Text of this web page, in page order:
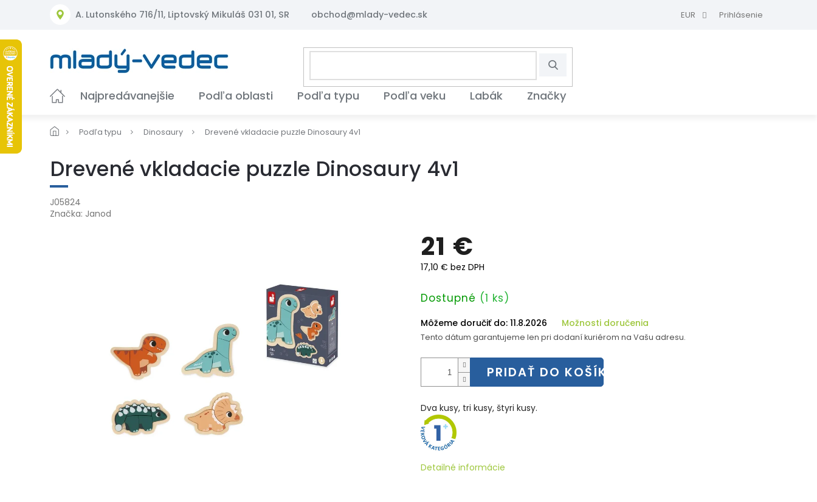
A. Lutonského 716/11, Liptovský Mikuláš 031 01, SR obchod@mlady-vedec.sk EUR Prihlásenie
Hľadať
Najpredávanejšie Podľa oblasti Podľa typu Podľa veku Labák Značky
Podľa typu Dinosaury Drevené vkladacie puzzle Dinosaury 4v1
Drevené vkladacie puzzle Dinosaury 4v1
J05824
Značka: Janod
21 €
17,10 € bez DPH
Jednotková
Dostupné (1 ks)
Môžeme doručiť do: 11.8.2026 Možnosti doručenia
Tento dátum garantujeme len pri dodaní kuriérom na Vašu adresu.
PRIDAŤ DO KOŠÍKA
Dva kusy, tri kusy, štyri kusy.
Detailné informácie